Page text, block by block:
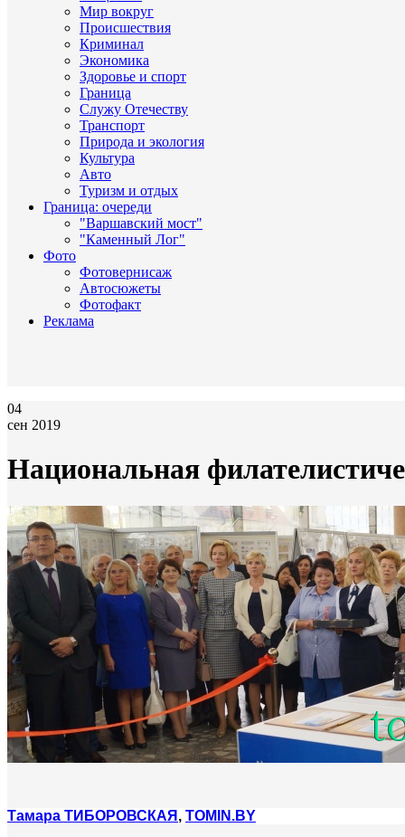
Мир вокруг
Происшествия
Криминал
Экономика
Здоровье и спорт
Граница
Служу Отечеству
Транспорт
Природа и экология
Культура
Авто
Туризм и отдых
Граница: очереди
"Варшавский мост"
"Каменный Лог"
Фото
Фотовернисаж
Автосюжеты
Фотофакт
Реклама
04
сен 2019
Национальная
Тамара ТИБОРОВСКАЯ , TOMIN.BY